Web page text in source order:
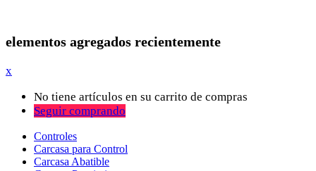
elementos agregados recientemente
x
No tiene artículos en su carrito de compras
Seguir comprando
Controles
Carcasa para Control
Carcasa Abatible